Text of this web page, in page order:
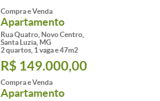
Compra e Venda
Apartamento
Rua Quatro, Novo Centro,
Santa Luzia, MG
2 quartos, 1 vaga e 47m2
R$ 149.000,00
Compra e Venda
Apartamento